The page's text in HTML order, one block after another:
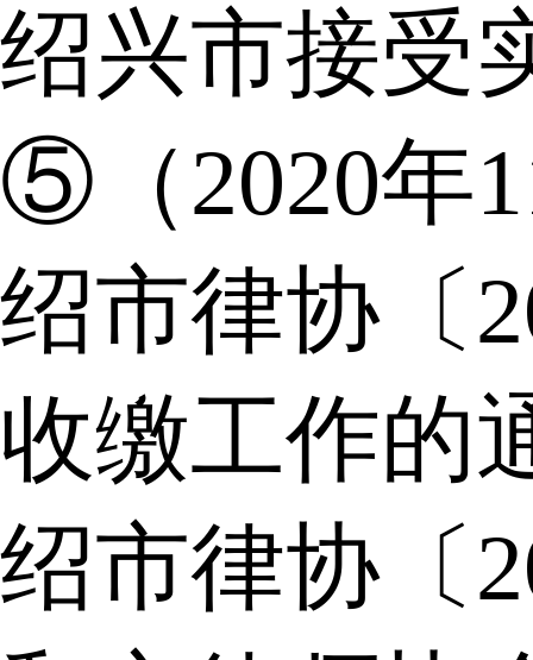
绍兴市接受
⑤（2020年
绍市律协〔
收缴工作的
绍市律协〔